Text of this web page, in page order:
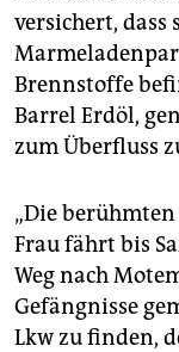
versichert, dass
Brennstoffe
Barrel Erdöl,
zum Überfluss
„Die
Frau fährt bis
Weg nach
Gefängnisse
Lkw zu finden,